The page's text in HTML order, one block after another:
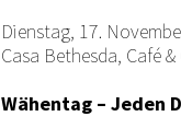
Dienstag, 17.
Casa Bethesda, Café
Wähentag – Jeden